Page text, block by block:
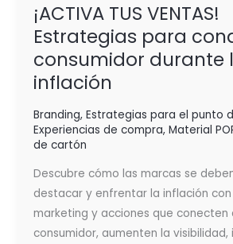
¡ACTIVA TUS VENTAS!
Estrategias para
consumidor durante
inflación
Branding, Estrategias para el punto
Experiencias de compra, Material
de cartón
Descubre cómo las marcas se
destacar y enfrentar la inflación
marketing y acciones que conecten
consumidor, aumenten la visibilidad,
VENTAS!
Estrategias
para
conquistar
consumidor
durante
inflación